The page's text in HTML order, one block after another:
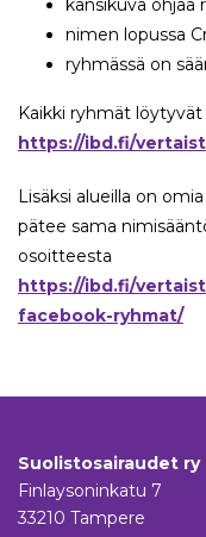
kansikuva ohjaa
nimen lopussa
ryhmässä on
Kaikki ryhmät
https://ibd.fi/
Lisäksi alueilla on
pätee sama
osoitteesta
https://ibd.fi/
facebook-ryhmat/
Suolistosairaudet ry
Finlaysoninkatu 7
33210 Tampere